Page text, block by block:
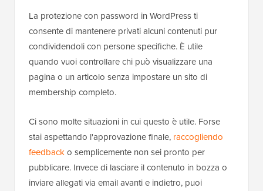
La protezione con password in WordPress ti
consente di mantenere privati alcuni contenuti pur
condividendoli con persone specifiche. È utile
quando vuoi controllare chi può visualizzare una
pagina o un articolo senza impostare un sito di
membership completo.
Ci sono molte situazioni in cui questo è utile. Forse
stai aspettando l'approvazione finale, raccogliendo
feedbacko semplicemente non sei pronto per
pubblicare. Invece di lasciare il contenuto in bozza o
inviare allegati via email avanti e indietro, puoi